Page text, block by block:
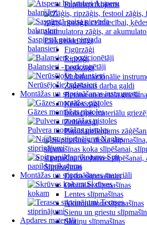
Atsperu
balansieri
Saspiestā gaisa pievada
balansieri
Balansieri - pozicionētāji
Nerūsējošie balansieri
Montāžas un stiprināšanas instrumenti
Gāzes montāžas pistoles
Pulvera montāžas pistoles
Naglas,
stiprinājumi
Spit
papildaprīkojums
Montāžas un stiprināšanas materiāli
Skrūves
kokam
Terases
stiprinājumi
Apdares materiāli
Papildaprīkojums
Elektriskie zāģi
Figūrzāģi
Ripzāģi
Leņķzāģi
Multifunkcionālie
Zāģēšanas darba galdi
Betona un metāla
Ķēdes zāģi
Izolācijas materiālu
Zobenzāģi
Papildaprīkojums
Slīpmašīnas
Diska slīpmašīnas
Orbitālās slīpmašīnas
Lentes slīpmašīnas
Akumulatora slīpmašīnas
Sienu un griestu
Slotiņu slīpmašīnas